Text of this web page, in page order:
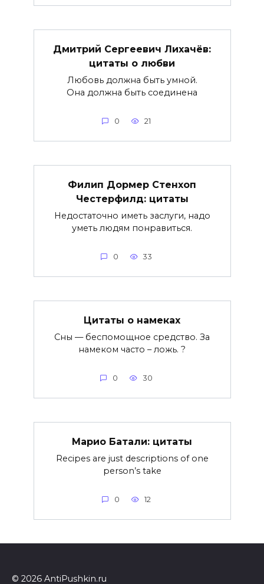
Дмитрий Сергеевич Лихачёв:
цитаты о любви
Любовь должна быть умной.
Она должна быть соединена
0 21
Филип Дормер Стенхоп
Честерфилд: цитаты
Недостаточно иметь заслуги, надо
уметь людям понравиться.
0 33
Цитаты о намеках
Сны — беспомощное средство. За
намеком часто – ложь. ?
0 30
Марио Батали: цитаты
Recipes are just descriptions of one
person’s take
0 12
© 2026 AntiPushkin.ru